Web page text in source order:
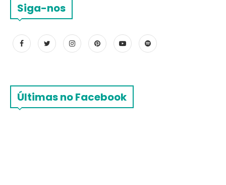
Siga-nos
Últimas no Facebook